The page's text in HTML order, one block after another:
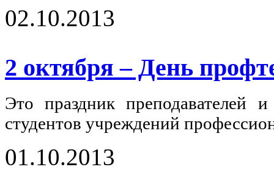
02.10.2013
2 октября – День
Это праздник преподавателей
студентов учреждений
01.10.2013